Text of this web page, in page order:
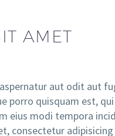
AMET
aut odit aut
porro quisquam est,
eius modi tempora
consectetur